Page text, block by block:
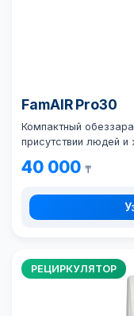
FamAIR Pro30
Компактный
присутствии людей и
40 000 ₸
РЕЦИРКУЛЯТОР